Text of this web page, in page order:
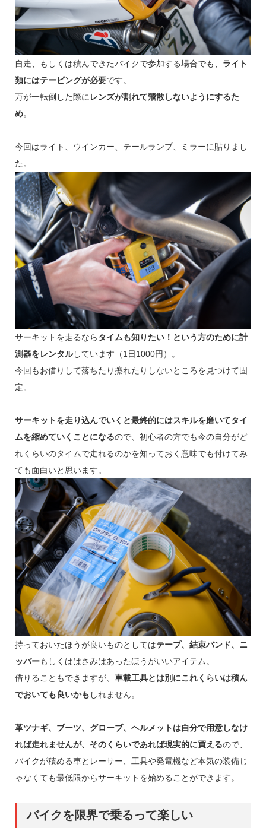
自走、もしくは積んできたバイクで参加する場合でも、 ライト
類にはテーピングが必要です。
万が一転倒した際に レンズが割れて飛散しないようにするた
め。
今回はライト、ウインカー、テールランプ、ミラーに貼りまし
た。
サーキットを走るならタイムも知りたい！という方のために計
測器をレンタルしています（1日1000円）。
今回もお借りして落ちたり擦れたりしないところを見つけて固
定。
サーキットを走り込んでいくと最終的にはスキルを磨いてタイ
ムを縮めていくことになるので、初心者の方でも今の自分がど
れくらいのタイムで走れるのかを知っておく意味でも付けてみ
ても面白いと思います。
持っておいたほうが良いものとしてはテープ、結束バンド、ニ
ッパーもしくははさみはあったほうがいいアイテム。
借りることもできますが、 車載工具とは別にこれくらいは積ん
でおいても良いかも しれません。
革ツナギ、ブーツ、グローブ、ヘルメットは自分で用意しなけ
れば走れませんが、そのくらいであれば現実的に買えるので、
バイクが積める車とレーサー、工具や発電機など本気の装備じ
ゃなくても最低限からサーキットを始めることができます。
バイクを限界で乗るって楽しい